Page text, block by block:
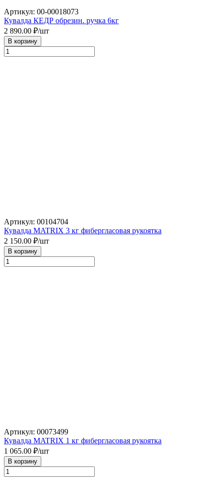
Артикул: 00-00018073
Кувалда КЕДР обрезин. ручка 6кг
2 890.00 ₽/шт
В корзину
Артикул: 00104704
Кувалда MATRIX 3 кг фибергласовая рукоятка
2 150.00 ₽/шт
В корзину
Артикул: 00073499
Кувалда MATRIX 1 кг фибергласовая рукоятка
1 065.00 ₽/шт
В корзину